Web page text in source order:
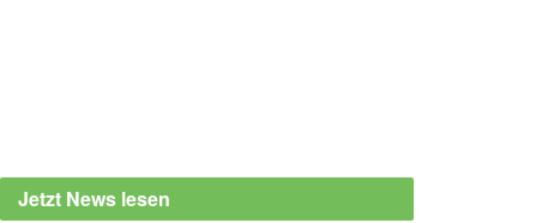
Jetzt News lesen